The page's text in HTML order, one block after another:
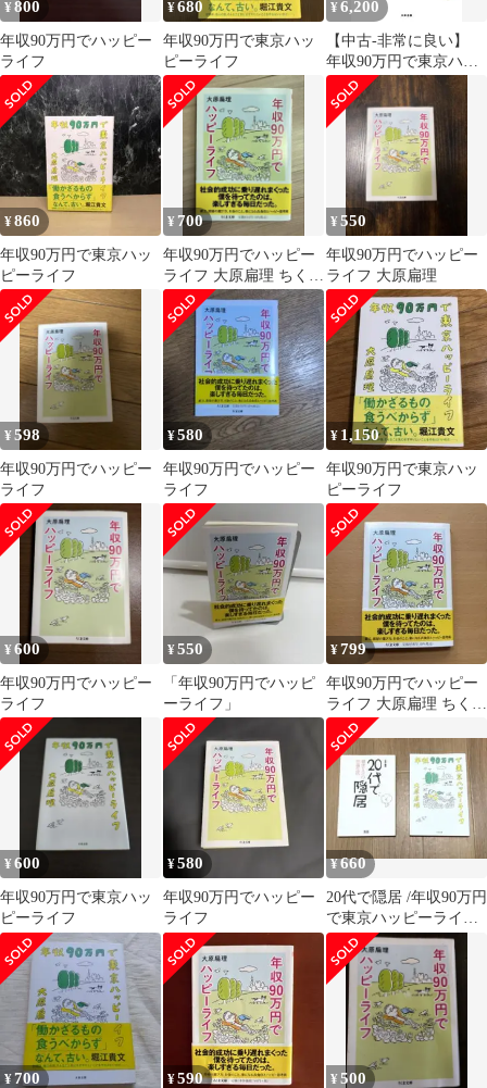
¥800
年収90万円でハッピー
ライフ
¥680
年収90万円で東京ハッ
ピーライフ
¥6,200
【中古-非常に良い】
年収90万円で東京ハッ
ピーライフ
¥860
年収90万円で東京ハッ
ピーライフ
¥ 700
年収90万円でハッピー
ライフ 大原扁理 ちくま
文庫
¥550
年収90万円でハッピー
ライフ 大原扁理
¥598
年収90万円でハッピー
ライフ
¥580
年収90万円でハッピー
ライフ
¥ 1,150
年収90万円で東京ハッ
ピーライフ
¥600
年収90万円でハッピー
ライフ
¥550
「年収90万円でハッピ
ーライフ」
¥799
年収90万円でハッピー
ライフ 大原扁理 ちくま
文庫
¥600
年収90万円で東京ハッ
ピーライフ
¥580
年収90万円でハッピー
ライフ
¥660
20代で隠居 /年収90万円
で東京ハッピーライフ
大原扁理 2冊セット
¥700 ¥590 ¥500